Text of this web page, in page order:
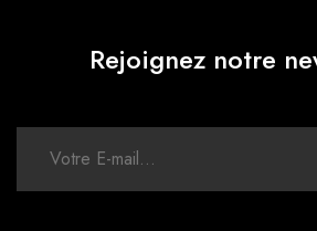
Rejoignez notre